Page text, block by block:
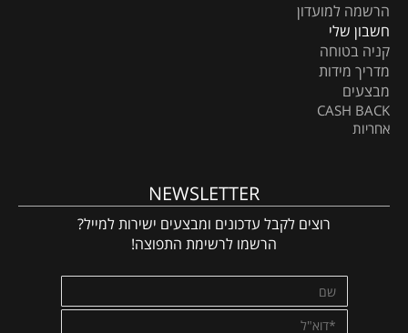
הרשמה למועדון
חשבון שלי
קניה בטוחה
מדריך מידות
מבצעים
CASH BACK
אחריות
NEWSLETTER
רוצים לקבל עדכונים ומבצעים ישירות למייל?
הרשמו לרשימת התפוצה!